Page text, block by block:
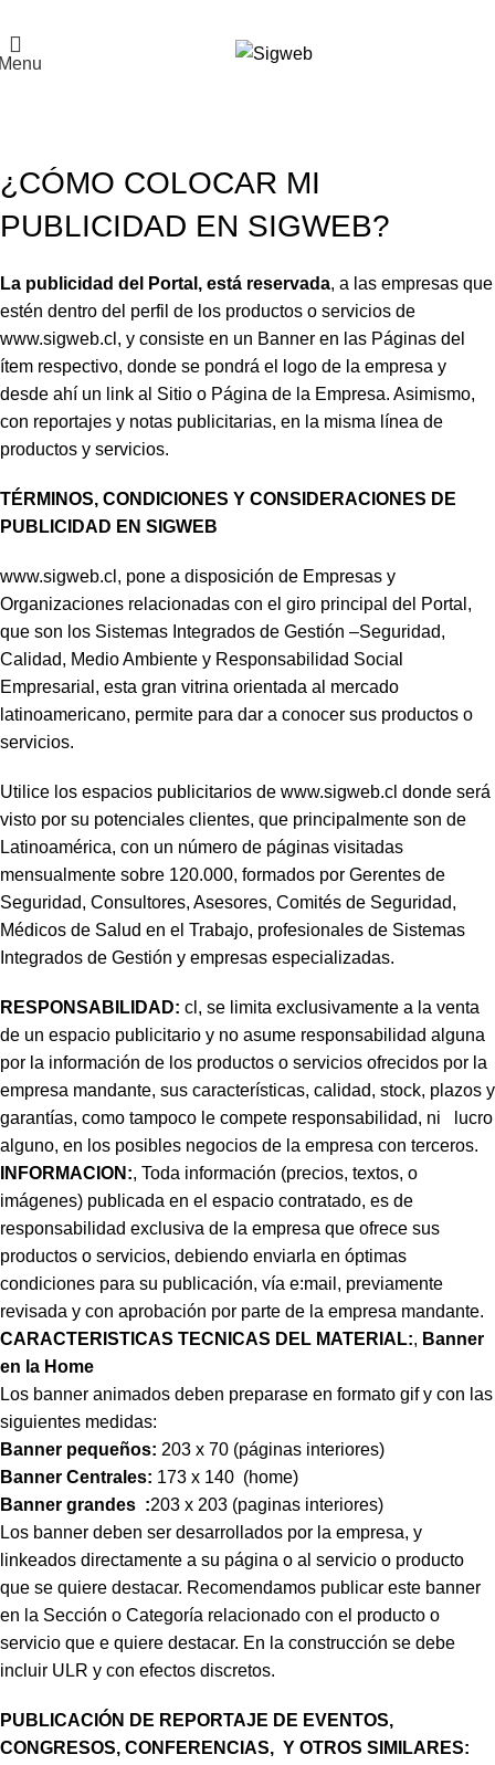
¿CÓMO COLOCAR MI
PUBLICIDAD EN SIGWEB?
La publicidad del Portal, está reservada, a las empresas que
estén dentro del perfil de los productos o servicios de
www.sigweb.cl, y consiste en un Banner en las Páginas del
ítem respectivo, donde se pondrá el logo de la empresa y
desde ahí un link al Sitio o Página de la Empresa. Asimismo,
con reportajes y notas publicitarias, en la misma línea de
productos y servicios.
TÉRMINOS, CONDICIONES Y CONSIDERACIONES DE
PUBLICIDAD EN SIGWEB
www.sigweb.cl, pone a disposición de Empresas y
Organizaciones relacionadas con el giro principal del Portal,
que son los Sistemas Integrados de Gestión –Seguridad,
Calidad, Medio Ambiente y Responsabilidad Social
Empresarial, esta gran vitrina orientada al mercado
latinoamericano, permite para dar a conocer sus productos o
servicios.
Utilice los espacios publicitarios de www.sigweb.cl donde será
visto por su potenciales clientes, que principalmente son de
Latinoamérica, con un número de páginas visitadas
mensualmente sobre 120.000, formados por Gerentes de
Seguridad, Consultores, Asesores, Comités de Seguridad,
Médicos de Salud en el Trabajo, profesionales de Sistemas
Integrados de Gestión y empresas especializadas.
RESPONSABILIDAD: cl, se limita exclusivamente a la venta
de un espacio publicitario y no asume responsabilidad alguna
por la información de los productos o servicios ofrecidos por la
empresa mandante, sus características, calidad, stock, plazos y
garantías, como tampoco le compete responsabilidad, ni lucro
alguno, en los posibles negocios de la empresa con terceros.
INFORMACION:, Toda información (precios, textos, o
imágenes) publicada en el espacio contratado, es de
responsabilidad exclusiva de la empresa que ofrece sus
productos o servicios, debiendo enviarla en óptimas
condiciones para su publicación, vía e:mail, previamente
revisada y con aprobación por parte de la empresa mandante.
CARACTERISTICAS TECNICAS DEL MATERIAL:, Banner
en la Home
Los banner animados deben preparase en formato gif y con las
siguientes medidas:
Banner pequeños: 203 x 70 (páginas interiores)
Banner Centrales: 173 x 140 (home)
Banner grandes :203 x 203 (paginas interiores)
Los banner deben ser desarrollados por la empresa, y
linkeados directamente a su página o al servicio o producto
que se quiere destacar. Recomendamos publicar este banner
en la Sección o Categoría relacionado con el producto o
servicio que e quiere destacar. En la construcción se debe
incluir ULR y con efectos discretos.
PUBLICACIÓN DE REPORTAJE DE EVENTOS,
CONGRESOS, CONFERENCIAS, Y OTROS SIMILARES: